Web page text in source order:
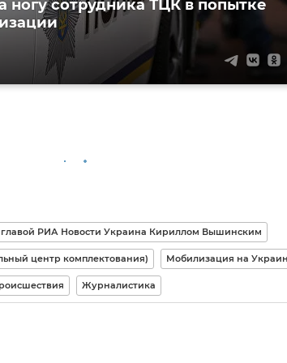
ногу сотрудника ТЦК в попытке
главой РИА Новости Украина Кириллом Вышинским
центр комплектования) Мобилизация на
Журналистика